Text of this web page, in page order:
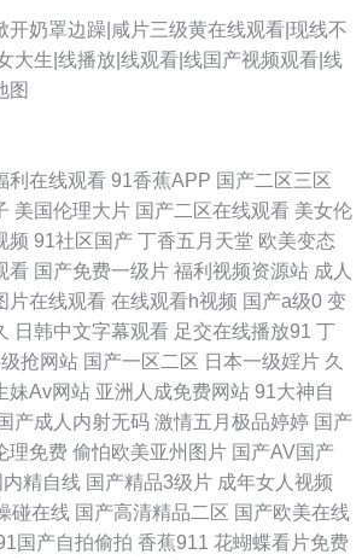
开奶罩边躁|咸片三级黄在线观看|现线不
大生|线播放|线观看|线国产视频观看|线
图
精品视频 日韩亚洲人成在 97影院在线观看免费版
洲日韩欧美另类蜜桃 国产乱子轮xx 日韩睡熟迷奷
威影视网 最新国产主播一区二区 亚洲下载 国产
乱论 99re在线视频观看 蜜桃福利视频 亚洲色大成
福利不卡 日韩欧美电影在线观看 AV淘宝久久 蜜
产片三区 国产精品午夜福利天堂 日本在www电影
利在线观看 91香蕉APP 国产二区三区
美国伦理大片 国产二区在线观看 美女伦
频 91社区国产 丁香五月天堂 欧美变态
看 国产免费一级片 福利视频资源站 成人
片在线观看 在线观看h视频 国产a级0 变
日韩中文字幕观看 足交在线播放91 丁
抢网站 国产一区二区 日本一级婬片 久
妹Av网站 亚洲人成免费网站 91大神自
产成人内射无码 激情五月极品婷婷 国产
理免费 偷怕欧美亚州图片 国产AV国产
内精自线 国产精品3级片 成年女人视频
碰在线 国产高清精品二区 国产欧美在线
国产自拍偷拍 香蕉911 花蝴蝶看片免费